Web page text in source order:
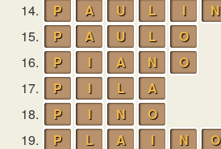
14.
P A U L I N
15.
P A U L
O
16.
P I A N
O
17.
P I L
A
18.
P I N
O
19.
P L A I N
O